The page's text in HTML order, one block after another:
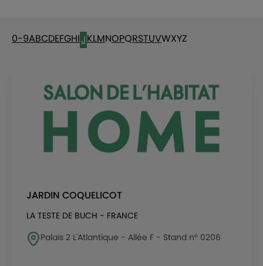
0-9ABCDEFGHIJKLMNOPQRSTUVWXYZ
JARDIN COQUELICOT
LA TESTE DE BUCH - FRANCE
Palais 2 L'Atlantique - Allée F - Stand n° 0206